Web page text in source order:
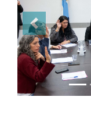
Previous